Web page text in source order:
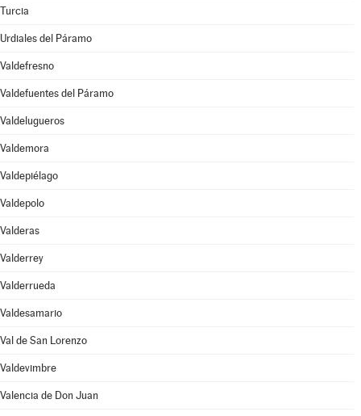
Turcia
Urdiales del Páramo
Valdefresno
Valdefuentes del Páramo
Valdelugueros
Valdemora
Valdepiélago
Valdepolo
Valderas
Valderrey
Valderrueda
Valdesamario
Val de San Lorenzo
Valdevimbre
Valencia de Don Juan